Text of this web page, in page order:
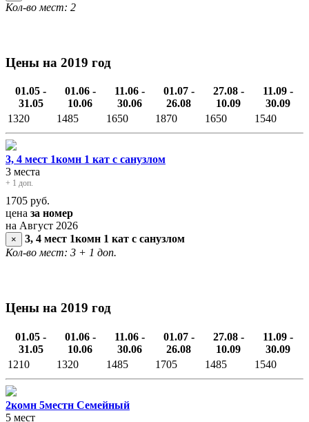
Кол-во мест: 2
Цены на 2019 год
01.05 -
31.05
01.06 -
10.06
11.06 -
30.06
01.07 -
26.08
27.08 -
10.09
11.09 -
30.09
1320
1485 1650 1870 1650 1540
3, 4 мест 1комн 1 кат с санузлом
3 места
+ 1 доп.
1705 руб.
цена за номер
на Август 2026
×
3, 4 мест 1комн 1 кат с санузлом
Кол-во мест: 3 + 1 доп.
Цены на 2019 год
01.05 -
31.05
01.06 -
10.06
11.06 -
30.06
01.07 -
26.08
27.08 -
10.09
11.09 -
30.09
1210
1320 1485 1705 1485 1540
2комн 5местн Семейный
5 мест